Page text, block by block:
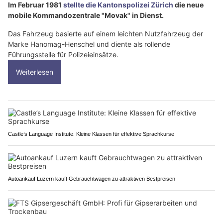
Im Februar 1981 stellte die Kantonspolizei Zürich die neue
mobile Kommandozentrale "Movak" in Dienst.
Das Fahrzeug basierte auf einem leichten Nutzfahrzeug der
Marke Hanomag-Henschel und diente als rollende
Führungsstelle für Polizeieinsätze.
Weiterlesen
Castle’s Language Institute: Kleine Klassen für effektive Sprachkurse
Autoankauf Luzern kauft Gebrauchtwagen zu attraktiven Bestpreisen